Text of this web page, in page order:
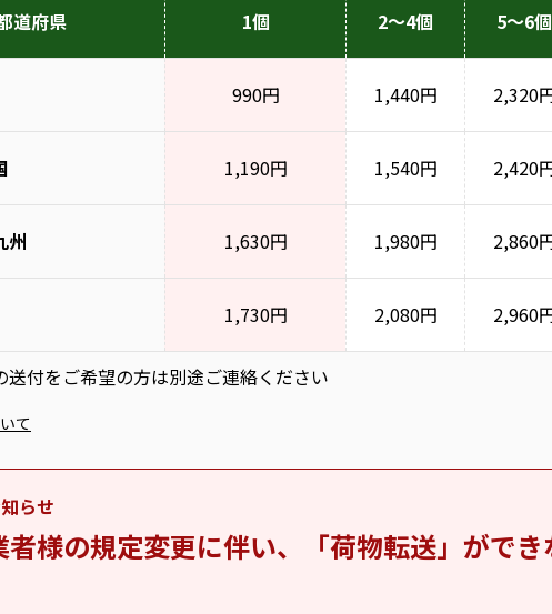
道府県 1個 2～4個 5～6個
990円 1,440円 2,320
1,190円 1,540円 2,420
州 1,630円 1,980円 2,860
1,730円 2,080円 2,960
送付をご希望の方は別途ご連絡ください
て
らせ
者様の規定変更に伴い、「荷物転送」ができ